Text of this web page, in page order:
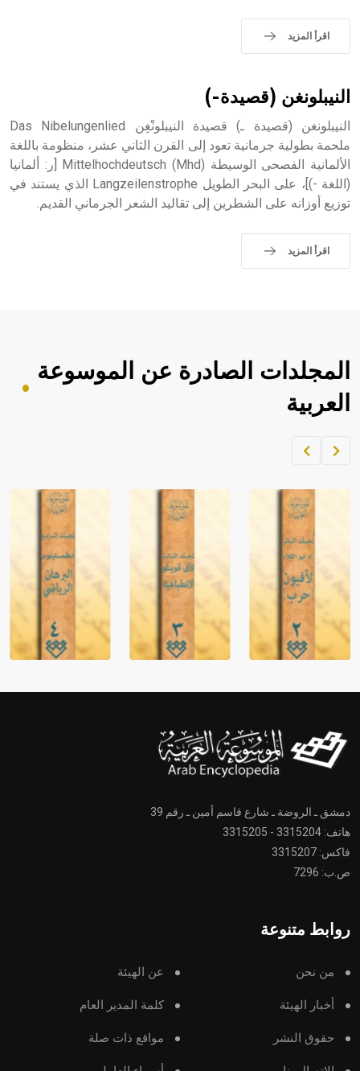
اقرأ المزيد
النيبلونغن (قصيدة-)
النيبلونغن (قصيدة ـ) قصيدة النيبلونْغِن Das Nibelungenlied
ملحمة بطولية جرمانية تعود إلى القرن الثاني عشر، منظومة باللغة
الألمانية الفصحى الوسيطة (Mhd) Mittelhochdeutsch [ر: ألمانيا
(اللغة -)]، على البحر الطويل Langzeilenstrophe الذي يستند في
توزيع أوزانه على الشطرين إلى تقاليد الشعر الجرماني القديم.
اقرأ المزيد
المجلدات الصادرة عن الموسوعة
العربية
دمشق ـ الروضة ـ شارع قاسم أمين ـ رقم 39
هاتف: 3315204 - 3315205
فاكس: 3315207
ص.ب: 7296
روابط متنوعة
من نحن عن الهيئة
أخبار الهيئة كلمة المدير العام
حقوق النشر مواقع ذات صلة